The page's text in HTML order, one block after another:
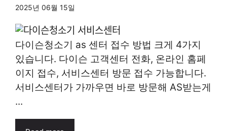
2025년 06월 15일
다이슨청소기 as 센터 접수 방법 크게 4가지
있습니다. 다이슨 고객센터 전화, 온라인 홈페
이지 접수, 서비스센터 방문 접수 가능합니다.
서비스센터가 가까우면 바로 방문해 AS받는게
...